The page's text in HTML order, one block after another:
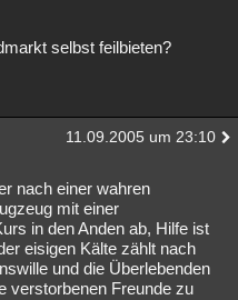
selbst feilbieten?
11.09.2005 um 23:10
nach einer wahren
mit einer
in den Anden ab, Hilfe ist
eisigen Kälte zählt nach
und die Überlebenden
verstorbenen Freunde zu